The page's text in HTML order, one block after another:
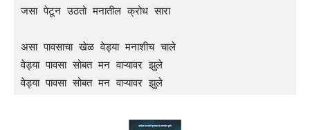
जसा पेटून उठतो मनातील क्रोध सारा
असा पावसाचा खेळ वेड्या मनाशीच चाले
वेड्या पावसा सोबत मन वाऱ्यावर झुले
वेड्या पावसा सोबत मन वाऱ्यावर झुले